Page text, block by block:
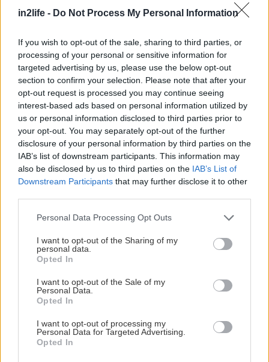
in2life - Do Not Process My Personal Information
If you wish to opt-out of the sale, sharing to third parties, or
processing of your personal or sensitive information for
targeted advertising by us, please use the below opt-out
section to confirm your selection. Please note that after your
opt-out request is processed you may continue seeing
interest-based ads based on personal information utilized by
us or personal information disclosed to third parties prior to
your opt-out. You may separately opt-out of the further
disclosure of your personal information by third parties on the
IAB’s list of downstream participants. This information may
also be disclosed by us to third parties on the IAB’s List of
Downstream Participants that may further disclose it to other
Please note that this website/app uses one or more Google
not limited to your visit or usage behaviour. You may click to
grant or deny consent to Google and its third-party tags to
use your data for below specified purposes in below Google
consent section.
Personal Data Processing Opt Outs
I want to opt-out of the Sharing of my
personal data.
Opted In
I want to opt-out of the Sale of my
Personal Data.
Opted In
I want to opt-out of processing my
Personal Data for Targeted Advertising.
Opted In
Το Sportage προσφέρει επίσης μια σειρά από νέα
χαρακτηριστικά, όπως ένα νέο premium
ηχοσύστημα, πίσω φώτα LED, σύστημα FlexSteer
LCD 4.2 ιντσών.
Αυτό το Sportage θα είναι ακόμη πιο
εκλεπτυσμένο από το σημερινό μοντέλο, με μια